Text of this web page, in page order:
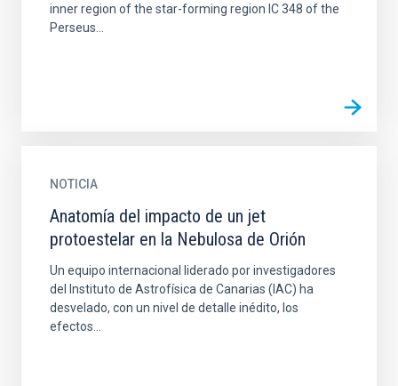
inner region of the star-forming region IC 348 of the
Perseus...
NOTICIA
Anatomía del impacto de un jet
protoestelar en la Nebulosa de Orión
Un equipo internacional liderado por investigadores
del Instituto de Astrofísica de Canarias (IAC) ha
desvelado, con un nivel de detalle inédito, los
efectos...